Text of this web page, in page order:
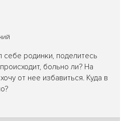
себе родинки, поделитесь
больно ли? На
от нее избавиться. Куда в